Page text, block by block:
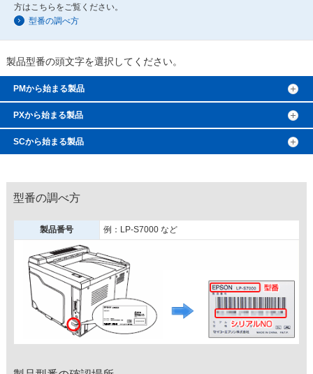
方はこちらをご覧ください。
型番の調べ方
製品型番の頭文字を選択してください。
PMから始まる製品
PXから始まる製品
SCから始まる製品
型番の調べ方
製品番号 例：LP-S7000 など